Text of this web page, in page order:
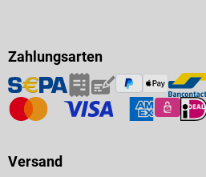
Zahlungsarten
Versand